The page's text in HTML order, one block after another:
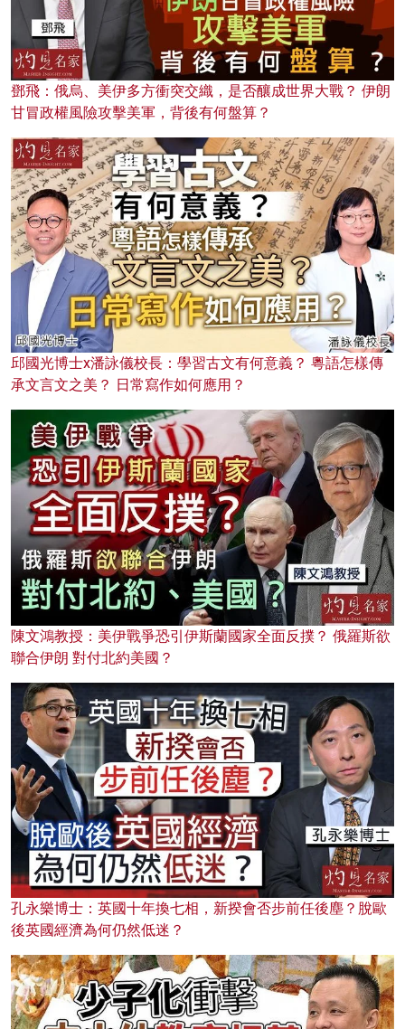
鄧飛：俄烏、美伊多方衝突交織，是否釀成世界大戰？ 伊朗
甘冒政權風險攻擊美軍，背後有何盤算？
邱國光博士x潘詠儀校長：學習古文有何意義？ 粵語怎樣傳
承文言文之美？ 日常寫作如何應用？
陳文鴻教授：美伊戰爭恐引伊斯蘭國家全面反撲？ 俄羅斯欲
聯合伊朗 對付北約美國？
孔永樂博士：英國十年換七相，新揆會否步前任後塵？脫歐
後英國經濟為何仍然低迷？